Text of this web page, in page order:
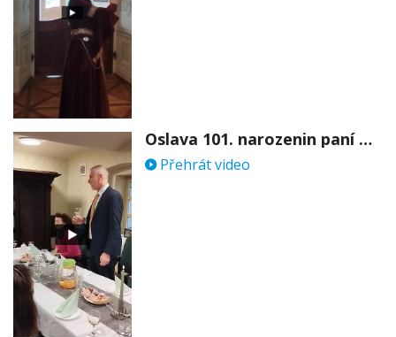
Oslava 101. narozenin paní Věry Skořepové
Přehrát video